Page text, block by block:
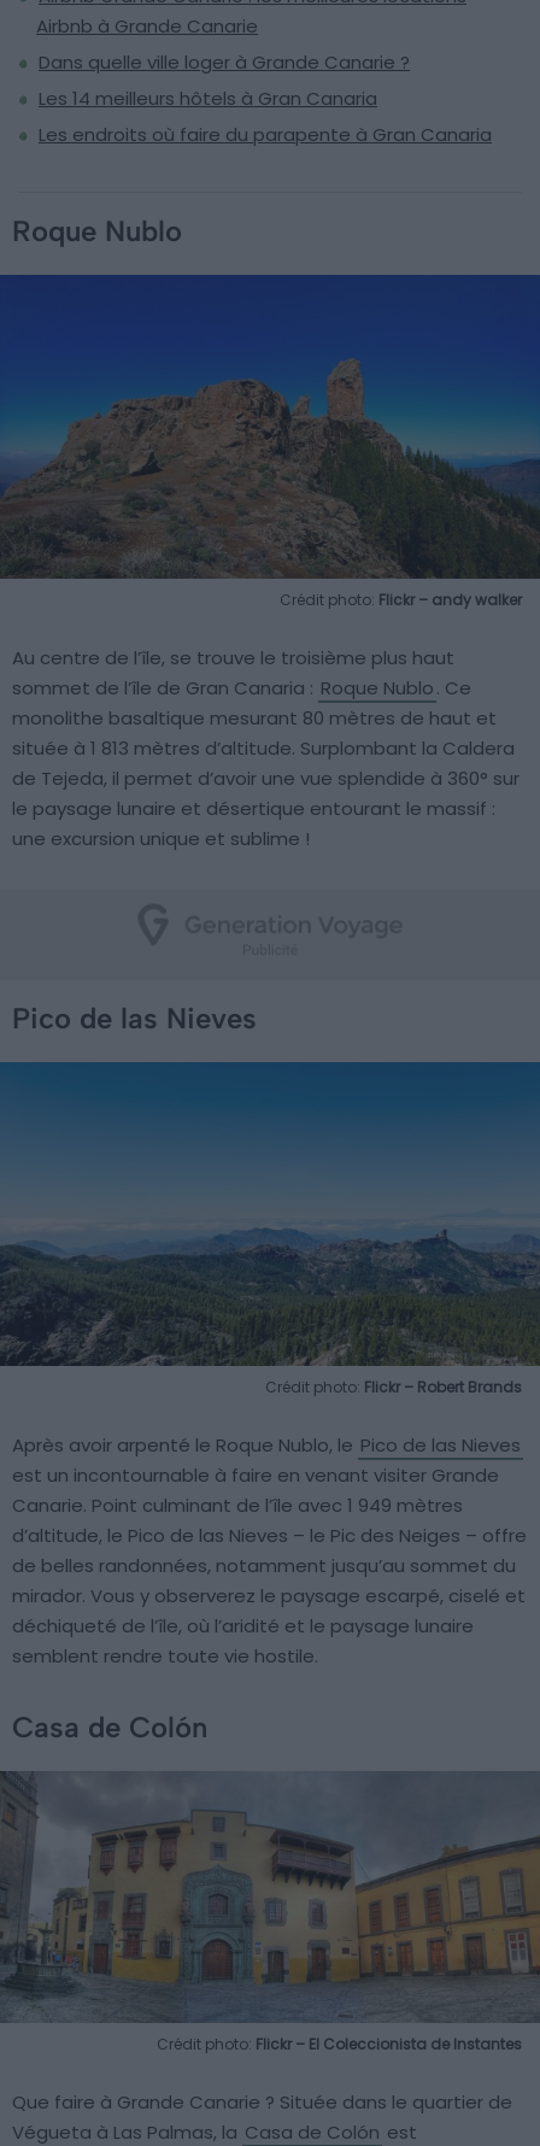
Airbnb à Grande Canarie
Dans quelle ville loger à Grande Canarie ?
Les 14 meilleurs hôtels à Gran Canaria
Les endroits où faire du parapente à Gran Canaria
Roque Nublo
Crédit photo: Flickr – andy walker
Au centre de l’île, se trouve le troisième plus haut
sommet de l’île de Gran Canaria : Roque Nublo. Ce
monolithe basaltique mesurant 80 mètres de haut et
située à 1 813 mètres d’altitude. Surplombant la Caldera
de Tejeda, il permet d’avoir une vue splendide à 360° sur
le paysage lunaire et désertique entourant le massif :
une excursion unique et sublime !
Pico de las Nieves
Crédit photo: Flickr – Robert Brands
Après avoir arpenté le Roque Nublo, le Pico de las Nieves
est un incontournable à faire en venant visiter Grande
Canarie. Point culminant de l’île avec 1 949 mètres
d’altitude, le Pico de las Nieves – le Pic des Neiges – offre
de belles randonnées, notamment jusqu’au sommet du
mirador. Vous y observerez le paysage escarpé, ciselé et
déchiqueté de l’île, où l’aridité et le paysage lunaire
semblent rendre toute vie hostile.
Casa de Colón
Crédit photo: Flickr – El Coleccionista de Instantes
Que faire à Grande Canarie ? Située dans le quartier de
Végueta à Las Palmas, la Casa de Colón est